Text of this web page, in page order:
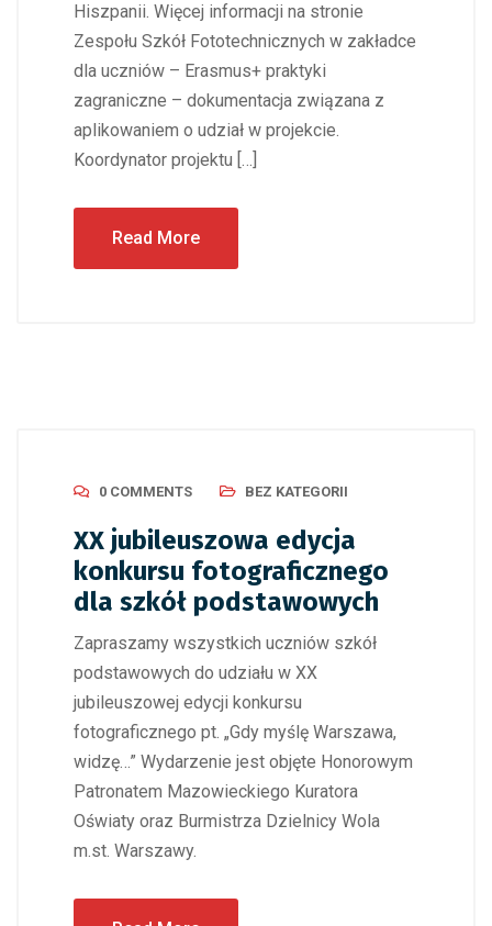
Hiszpanii. Więcej informacji na stronie
Zespołu Szkół Fototechnicznych w zakładce
dla uczniów – Erasmus+ praktyki
zagraniczne – dokumentacja związana z
aplikowaniem o udział w projekcie.
Koordynator projektu […]
Read More
0 COMMENTS BEZ KATEGORII
XX jubileuszowa edycja
konkursu fotograficznego
dla szkół podstawowych
Zapraszamy wszystkich uczniów szkół
podstawowych do udziału w XX
jubileuszowej edycji konkursu
fotograficznego pt. „Gdy myślę Warszawa,
widzę…” Wydarzenie jest objęte Honorowym
Patronatem Mazowieckiego Kuratora
Oświaty oraz Burmistrza Dzielnicy Wola
m.st. Warszawy.